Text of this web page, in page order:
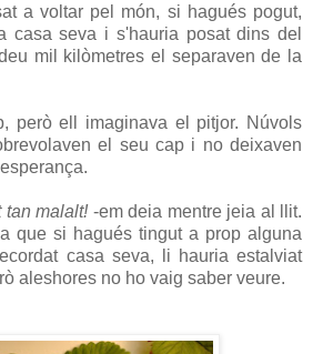
a voltar pel món, si hagués pogut,
casa seva i s'hauria posat dins del
mil kilòmetres el separaven de la
però ell imaginava el pitjor. Núvols
el seu cap i no deixaven
tan malalt! -em deia mentre jeia al llit.
que si hagués tingut a prop alguna
casa seva, li hauria estalviat
aleshores no ho vaig saber veure.